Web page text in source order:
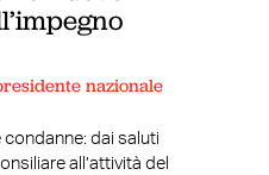
nazionale
condanne: dai saluti
all’attività del